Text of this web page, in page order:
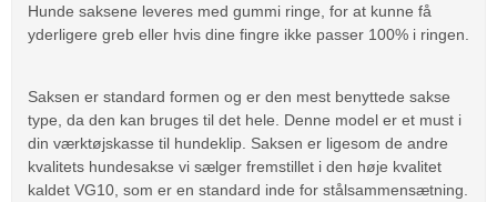
Hunde saksene leveres med gummi ringe, for at kunne få
yderligere greb eller hvis dine fingre ikke passer 100% i ringen.
Saksen er standard formen og er den mest benyttede sakse
type, da den kan bruges til det hele. Denne model er et must i
din værktøjskasse til hundeklip. Saksen er ligesom de andre
kvalitets hundesakse vi sælger fremstillet i den høje kvalitet
kaldet VG10, som er en standard inde for stålsammensætning.